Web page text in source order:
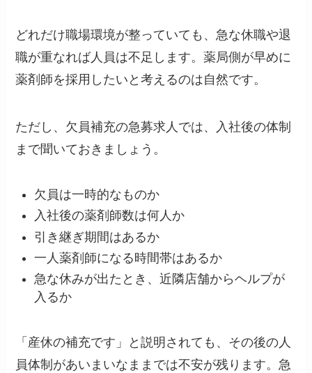
どれだけ職場環境が整っていても、急な休職や退
職が重なれば人員は不足します。薬局側が早めに
薬剤師を採用したいと考えるのは自然です。
ただし、欠員補充の急募求人では、入社後の体制
まで聞いておきましょう。
欠員は一時的なものか
入社後の薬剤師数は何人か
引き継ぎ期間はあるか
一人薬剤師になる時間帯はあるか
急な休みが出たとき、近隣店舗からヘルプが
入るか
「産休の補充です」と説明されても、その後の人
員体制があいまいなままでは不安が残ります。急